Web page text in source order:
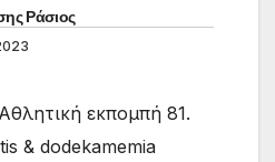
Ράσιος